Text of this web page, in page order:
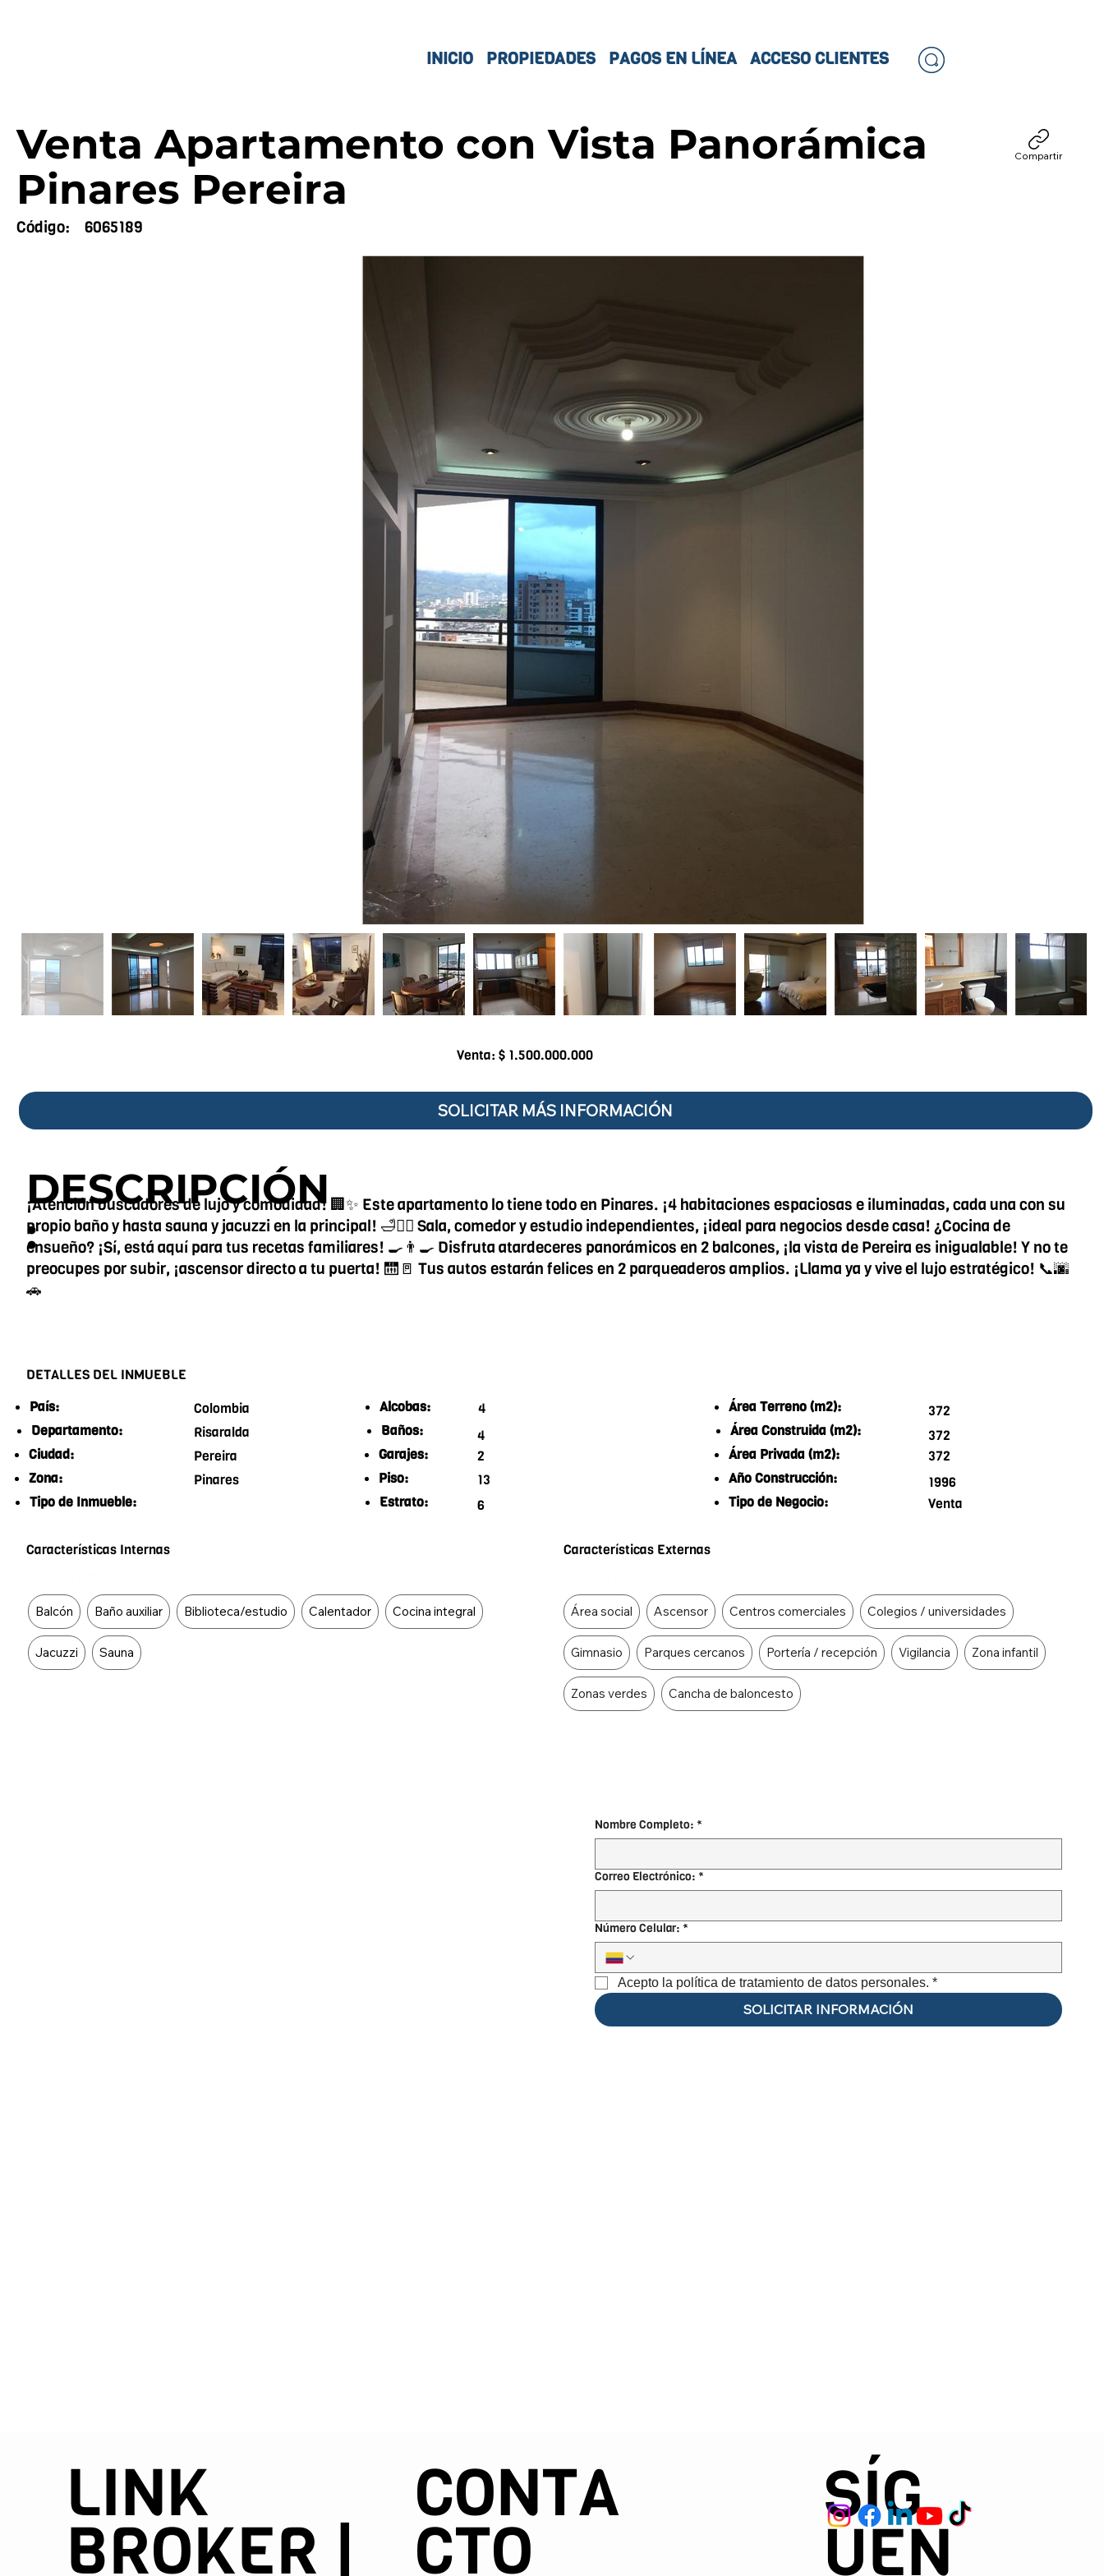
INICIO PROPIEDADES PAGOS EN LÍNEA ACCESO CLIENTES
Características Internas
Balcón Baño auxiliar Biblioteca/estudio Calentador Cocina integral
Jacuzzi Sauna
Características Externas
Área social Ascensor Centros comerciales Colegios / universidades
Gimnasio Parques cercanos Portería / recepción Vigilancia Zona infantil
Zonas verdes Cancha de baloncesto
Venta: $ 1.500.000.000
SOLICITAR MÁS INFORMACIÓN
DESCRIPCIÓN
:
¡Atención buscadores de lujo y comodidad! 🏢✨ Este apartamento lo tiene todo en Pinares. ¡4 habitaciones espaciosas e iluminadas, cada una con su
propio baño y hasta sauna y jacuzzi en la principal! 🛁🧖‍♂️ Sala, comedor y estudio independientes, ¡ideal para negocios desde casa! ¿Cocina de
ensueño? ¡Sí, está aquí para tus recetas familiares! 🍳👨‍🍳 Disfruta atardeceres panorámicos en 2 balcones, ¡la vista de Pereira es inigualable! Y no te
preocupes por subir, ¡ascensor directo a tu puerta! 🛗🚪 Tus autos estarán felices en 2 parqueaderos amplios. ¡Llama ya y vive el lujo estratégico! 📞🌆
🚗
DETALLES DEL INMUEBLE
País:
Colombia
Departamento:
Risaralda
Ciudad:
Pereira
Zona:
Pinares
Tipo de Inmueble:
Alcobas:
4
Baños:
4
Garajes:
2
Piso:
13
Estrato:
6
Área Terreno (m2):
372
Área Construida (m2):
372
Área Privada (m2):
372
Año Construcción:
1996
Tipo de Negocio:
Venta
Venta Apartamento con Vista Panorámica
Pinares Pereira
Código: 6065189
Compartir
Nombre Completo: *
Correo Electrónico: *
Número Celular: *
Acepto la política de tratamiento de datos personales. *
SOLICITAR INFORMACIÓN
LINK
BROKER |
CONTA
CTO
SÍG
UEN